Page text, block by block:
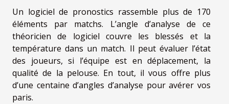
Un logiciel de pronostics rassemble plus de 170
éléments par matchs. L’angle d’analyse de ce
théoricien de logiciel couvre les blessés et la
température dans un match. Il peut évaluer l’état
des joueurs, si l’équipe est en déplacement, la
qualité de la pelouse. En tout, il vous offre plus
d’une centaine d’angles d’analyse pour avérer vos
paris.